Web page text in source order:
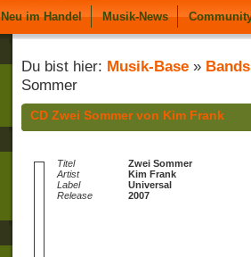
Neu im Handel Musik-News
Du bist hier: Musik-Base » Bands
Sommer
CD Zwei Sommer von Kim Frank
Titel
Zwei Sommer
Artist
Kim Frank
Label
Universal
Release
2007